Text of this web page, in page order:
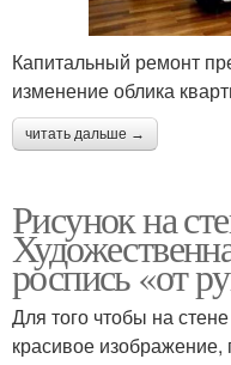
Капитальный ремонт
изменение облика
читать дальше →
Рисунок на
роспись «от
Для того чтобы на
красивое изображение,